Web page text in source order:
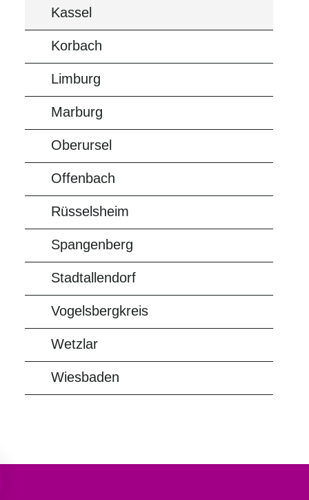
Kassel
Korbach
Limburg
Marburg
Oberursel
Offenbach
Rüsselsheim
Spangenberg
Stadtallendorf
Vogelsbergkreis
Wetzlar
Wiesbaden